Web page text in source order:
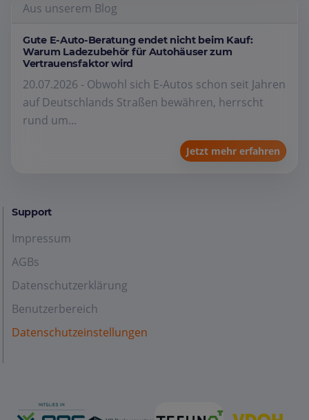
Aus unserem Blog
Gute E-Auto-Beratung endet nicht beim Kauf:
Warum Ladezubehör für Autohäuser zum
Vertrauensfaktor wird
20.07.2026 - Obwohl sich E-Autos schon seit Jahren
auf Deutschlands Straßen bewähren, herrscht
rund um...
Jetzt mehr erfahren
Support
Impressum
AGBs
Datenschutzerklärung
Benutzerbereich
Datenschutzeinstellungen